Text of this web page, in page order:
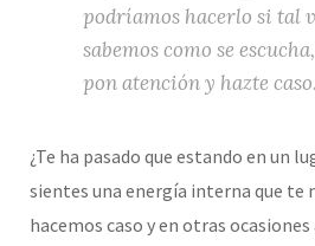
podríamos hacerlo si tal
sabemos como se
pon atención y hazte caso.
¿Te ha pasado que estando en un
sientes una energía interna que te
hacemos caso y en otras ocasiones